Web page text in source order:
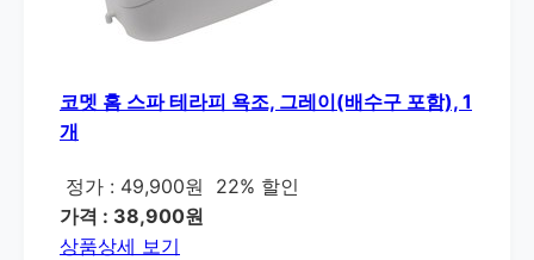
코멧 홈 스파 테라피 욕조, 그레이(배수구 포함), 1
개
정가 : 49,900원
22% 할인
가격 : 38,900원
상품상세 보기